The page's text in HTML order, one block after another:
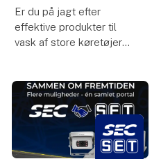
Er du på jagt efter
effektive produkter til
vask af store køretøjer?
pleje af køretøjer, så du
kan komme hele vejen
rundt i de forskellige